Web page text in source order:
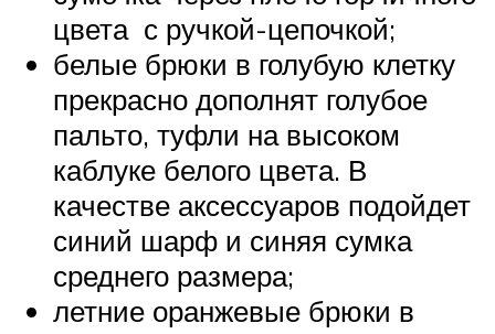
цвета с ручкой-цепочкой;
белые брюки в голубую клетку
прекрасно дополнят голубое
пальто, туфли на высоком
каблуке белого цвета. В
качестве аксессуаров подойдет
синий шарф и синяя сумка
среднего размера;
летние оранжевые брюки в